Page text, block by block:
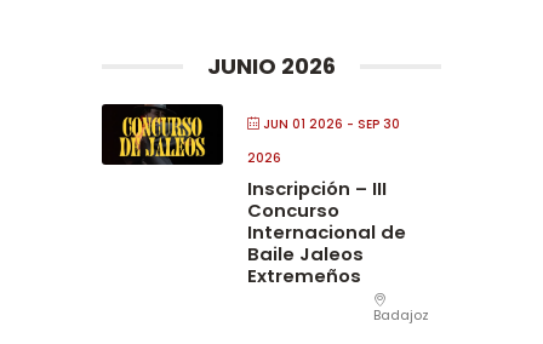
JUNIO 2026
JUN 01 2026 - SEP 30
2026
Inscripción – III
Concurso
Internacional de
Baile Jaleos
Extremeños
Badajoz